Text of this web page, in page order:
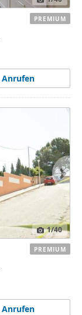
Anrufen
PREMIUM
1/40
Anrufen
PREMIUM